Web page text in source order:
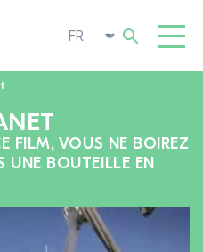
FILM, VOUS NE BOIREZ
UNE BOUTEILLE EN